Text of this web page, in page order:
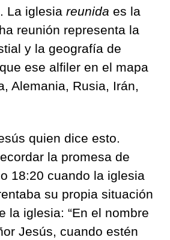
. La iglesia reunida es la
reunión representa la
y la geografía de
ese alfiler en el mapa
Alemania, Rusia, Irán,
quien dice esto.
la promesa de
18:20 cuando la iglesia
su propia situación
la iglesia: “En el nombre
Jesús, cuando estén